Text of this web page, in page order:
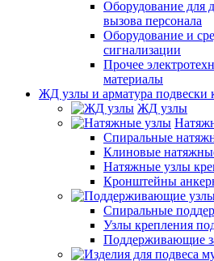
Оборудование для
вызова персонала
Оборудование и
сигнализации
Прочее
материалы
ЖД узлы и арматура подвески
ЖД узлы
Спиральные
Клиновые
Натяжные узлы
Кронштейны
Спиральные
Узлы крепления
Поддерживающие